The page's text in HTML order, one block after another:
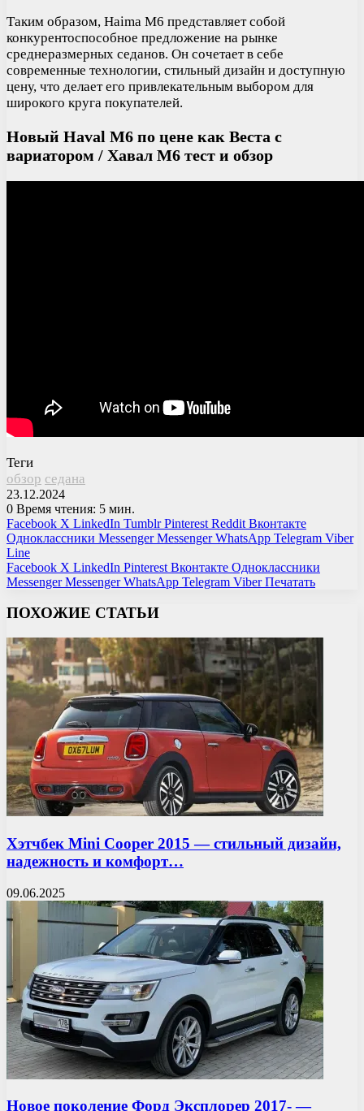
Таким образом, Haima M6 представляет собой
конкурентоспособное предложение на рынке
среднеразмерных седанов. Он сочетает в себе
современные технологии, стильный дизайн и доступную
цену, что делает его привлекательным выбором для
широкого круга покупателей.
Новый Haval M6 по цене как Веста с
вариатором / Хавал М6 тест и обзор
Теги
обзор седана
23.12.2024
0 Время чтения: 5 мин.
Facebook X LinkedIn Tumblr Pinterest Reddit Вконтакте
Одноклассники Messenger Messenger WhatsApp Telegram Viber
Line
Facebook X LinkedIn Pinterest Вконтакте Одноклассники
Messenger Messenger WhatsApp Telegram Viber Печатать
ПОХОЖИЕ СТАТЬИ
Хэтчбек Mini Cooper 2015 — стильный дизайн,
надежность и комфорт…
09.06.2025
Новое поколение Форд Эксплорер 2017- —